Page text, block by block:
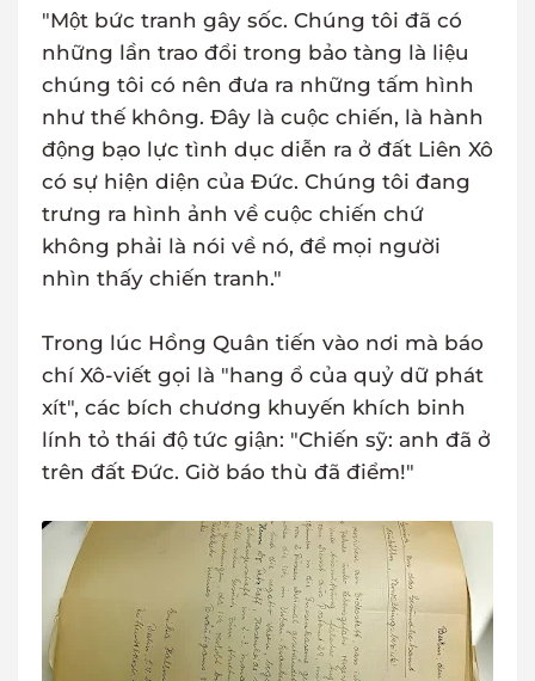
"Một bức tranh gây sốc. Chúng tôi đã có
những lần trao đổi trong bảo tàng là liệu
chúng tôi có nên đưa ra những tấm hình
như thế không. Đây là cuộc chiến, là hành
động bạo lực tình dục diễn ra ở đất Liên Xô
có sự hiện diện của Đức. Chúng tôi đang
trưng ra hình ảnh về cuộc chiến chứ
không phải là nói về nó, để mọi người
nhìn thấy chiến tranh."
Trong lúc Hồng Quân tiến vào nơi mà báo
chí Xô-viết gọi là "hang ổ của quỷ dữ phát
xít", các bích chương khuyến khích binh
lính tỏ thái độ tức giận: "Chiến sỹ: anh đã ở
trên đất Đức. Giờ báo thù đã điểm!"